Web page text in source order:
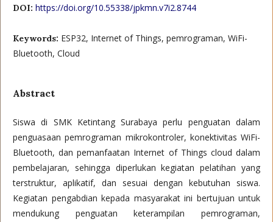
DOI: https://doi.org/10.55338/jpkmn.v7i2.8744
Keywords: ESP32, Internet of Things, pemrograman, WiFi-
Bluetooth, Cloud
Abstract
Siswa di SMK Ketintang Surabaya perlu penguatan dalam
penguasaan pemrograman mikrokontroler, konektivitas WiFi-
Bluetooth, dan pemanfaatan Internet of Things cloud dalam
pembelajaran, sehingga diperlukan kegiatan pelatihan yang
terstruktur, aplikatif, dan sesuai dengan kebutuhan siswa.
Kegiatan pengabdian kepada masyarakat ini bertujuan untuk
mendukung penguatan keterampilan pemrograman,